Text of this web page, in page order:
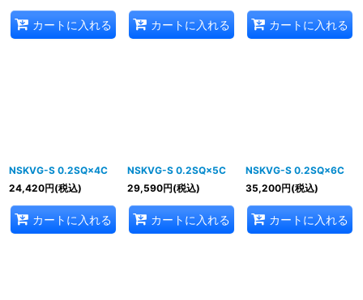
カートに入れる カートに入れる カートに入れる
NSKVG-S 0.2SQ×4C
24,420円(税込)
カートに入れる
NSKVG-S 0.2SQ×5C
29,590円(税込)
カートに入れる
NSKVG-S 0.2SQ×6C
35,200円(税込)
カートに入れる